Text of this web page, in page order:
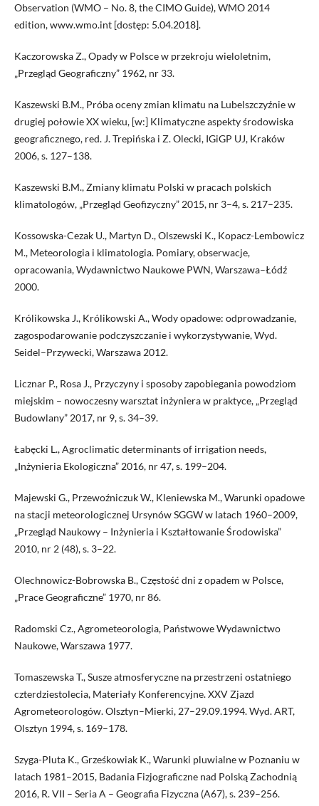
Observation (WMO – No. 8, the CIMO Guide), WMO 2014
edition, www.wmo.int [dostęp: 5.04.2018].
Kaczorowska Z., Opady w Polsce w przekroju wieloletnim,
„Przegląd Geograficzny” 1962, nr 33.
Kaszewski B.M., Próba oceny zmian klimatu na Lubelszczyźnie w
drugiej połowie XX wieku, [w:] Klimatyczne aspekty środowiska
geograficznego, red. J. Trepińska i Z. Olecki, IGiGP UJ, Kraków
2006, s. 127–138.
Kaszewski B.M., Zmiany klimatu Polski w pracach polskich
klimatologów, „Przegląd Geofizyczny” 2015, nr 3–4, s. 217–235.
Kossowska-Cezak U., Martyn D., Olszewski K., Kopacz-Lembowicz
M., Meteorologia i klimatologia. Pomiary, obserwacje,
opracowania, Wydawnictwo Naukowe PWN, Warszawa–Łódź
2000.
Królikowska J., Królikowski A., Wody opadowe: odprowadzanie,
zagospodarowanie podczyszczanie i wykorzystywanie, Wyd.
Seidel–Przywecki, Warszawa 2012.
Licznar P., Rosa J., Przyczyny i sposoby zapobiegania powodziom
miejskim – nowoczesny warsztat inżyniera w praktyce, „Przegląd
Budowlany” 2017, nr 9, s. 34–39.
Łabęcki L., Agroclimatic determinants of irrigation needs,
„Inżynieria Ekologiczna” 2016, nr 47, s. 199–204.
Majewski G., Przewoźniczuk W., Kleniewska M., Warunki opadowe
na stacji meteorologicznej Ursynów SGGW w latach 1960–2009,
„Przegląd Naukowy – Inżynieria i Kształtowanie Środowiska”
2010, nr 2 (48), s. 3–22.
Olechnowicz-Bobrowska B., Częstość dni z opadem w Polsce,
„Prace Geograficzne” 1970, nr 86.
Radomski Cz., Agrometeorologia, Państwowe Wydawnictwo
Naukowe, Warszawa 1977.
Tomaszewska T., Susze atmosferyczne na przestrzeni ostatniego
czterdziestolecia, Materiały Konferencyjne. XXV Zjazd
Agrometeorologów. Olsztyn–Mierki, 27–29.09.1994. Wyd. ART,
Olsztyn 1994, s. 169–178.
Szyga-Pluta K., Grześkowiak K., Warunki pluwialne w Poznaniu w
latach 1981–2015, Badania Fizjograficzne nad Polską Zachodnią
2016, R. VII – Seria A – Geografia Fizyczna (A67), s. 239–256.